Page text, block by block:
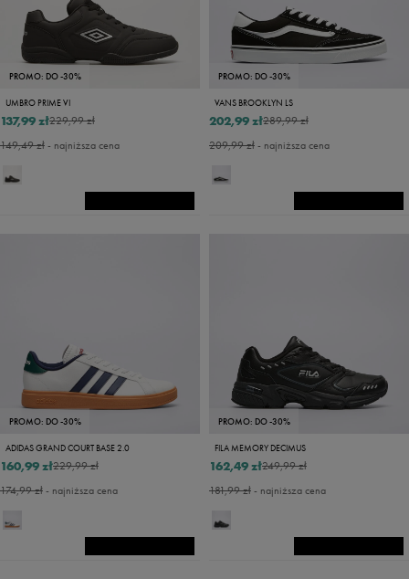
PROMO: DO -30%
UMBRO PRIME VI
229,99 zł
137,99 zł
149,49 zł- najniższa cena
PROMO: DO -30%
VANS BROOKLYN LS
289,99 zł
202,99 zł
209,99 zł- najniższa cena
PROMO: DO -30%
ADIDAS GRAND COURT BASE 2.0
229,99 zł
160,99 zł
174,99 zł- najniższa cena
PROMO: DO -30%
FILA MEMORY DECIMUS
249,99 zł
162,49 zł
181,99 zł- najniższa cena